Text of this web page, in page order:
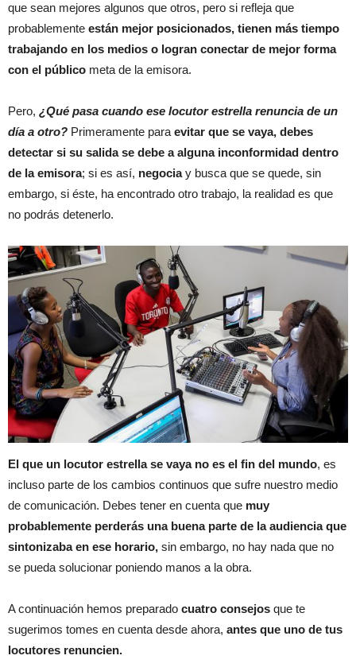
que sean mejores algunos que otros, pero si refleja que
probablemente están mejor posicionados, tienen más tiempo
trabajando en los medios o logran conectar de mejor forma
con el público meta de la emisora.
Pero, ¿Qué pasa cuando ese locutor estrella renuncia de un
día a otro? Primeramente paraevitar que se vaya, debes
detectar si su salida se debe a alguna inconformidad dentro
de la emisora; si es así, negociay busca que se quede, sin
embargo, si éste, ha encontrado otro trabajo, la realidad es que
no podrás detenerlo.
El que un locutor estrella se vaya no es el fin del mundo, es
incluso parte de los cambios continuos que sufre nuestro medio
de comunicación. Debes tener en cuenta que muy
probablemente perderás una buena parte de la audiencia que
sintonizaba en ese horario, sin embargo, no hay nada que no
se pueda solucionar poniendo manos a la obra.
A continuación hemos preparado cuatro consejos que te
sugerimos tomes en cuenta desde ahora, antes que uno de tus
locutores renuncien.